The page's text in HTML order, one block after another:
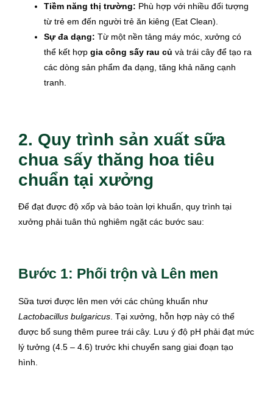
Tiềm năng thị trường: Phù hợp với nhiều đối tượng
từ trẻ em đến người trẻ ăn kiêng (Eat Clean).
Sự đa dạng: Từ một nền tảng máy móc, xưởng có
thể kết hợp gia công sấy rau củ và trái cây để tạo ra
các dòng sản phẩm đa dạng, tăng khả năng cạnh
tranh.
2. Quy trình sản xuất sữa
chua sấy thăng hoa tiêu
chuẩn tại xưởng
Để đạt được độ xốp và bảo toàn lợi khuẩn, quy trình tại
xưởng phải tuân thủ nghiêm ngặt các bước sau:
Bước 1: Phối trộn và Lên men
Sữa tươi được lên men với các chủng khuẩn như
Lactobacillus bulgaricus . Tại xưởng, hỗn hợp này có thể
được bổ sung thêm puree trái cây. Lưu ý độ pH phải đạt mức
lý tưởng (4.5 – 4.6) trước khi chuyển sang giai đoạn tạo
hình.